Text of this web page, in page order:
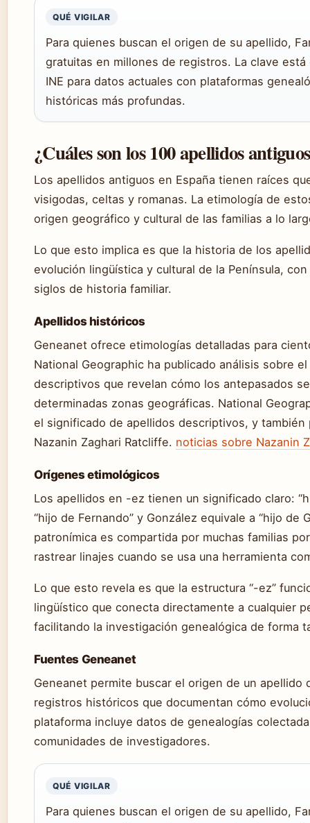
QUÉ VIGILAR
Para quienes buscan el origen de su apellido,
gratuitas en millones de registros. La clave
INE para datos actuales con plataformas
históricas más profundas.
¿Cuáles son los 100 apellidos
Los apellidos antiguos en España tienen raíces
visigodas, celtas y romanas. La etimología de
origen geográfico y cultural de las familias a lo
Lo que esto implica es que la historia de los
evolución lingüística y cultural de la Península,
siglos de historia familiar.
Apellidos históricos
Geneanet ofrece etimologías detalladas para
National Geographic ha publicado análisis sobre
descriptivos que revelan cómo los antepasados
determinadas zonas geográficas. National
el significado de apellidos descriptivos, y
Nazanin Zaghari Ratcliffe. noticias sobre Nazanin
Orígenes etimológicos
Los apellidos en -ez tienen un significado claro:
“hijo de Fernando” y González equivale a “hijo de
patronímica es compartida por muchas familias
rastrear linajes cuando se usa una herramienta
Lo que esto revela es que la estructura “-ez”
lingüístico que conecta directamente a cualquier
facilitando la investigación genealógica de forma
Fuentes Geneanet
Geneanet permite buscar el origen de un apellido
registros históricos que documentan cómo
plataforma incluye datos de genealogías
comunidades de investigadores.
QUÉ VIGILAR
Para quienes buscan el origen de su apellido,